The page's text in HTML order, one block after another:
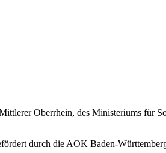
Oberrhein, des Ministeriums für
durch die AOK Baden-